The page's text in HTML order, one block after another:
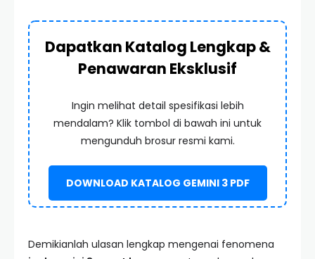
Dapatkan Katalog Lengkap &
Penawaran Eksklusif
Ingin melihat detail spesifikasi lebih
mendalam? Klik tombol di bawah ini untuk
mengunduh brosur resmi kami.
DOWNLOAD KATALOG GEMINI 3 PDF
Demikianlah ulasan lengkap mengenai fenomena